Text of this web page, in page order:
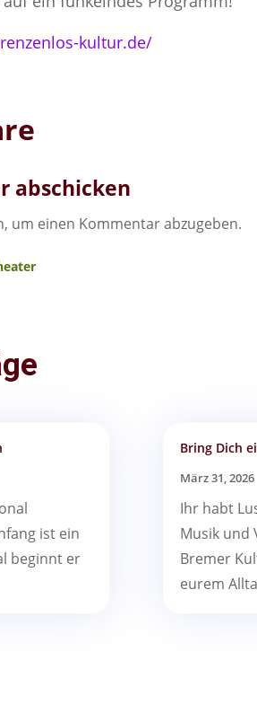
kultur.de/
abschicken
um einen Kommentar abzugeben.
ist ein
beginnt er
Bring Dich
März 31, 2026
Ihr habt
Musik und
Bremer
eurem